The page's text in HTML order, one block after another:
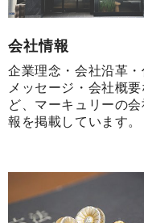
会社情報
企業理念・会社沿革・
メッセージ・会社概要
ど、マーキュリーの
報を掲載しています。